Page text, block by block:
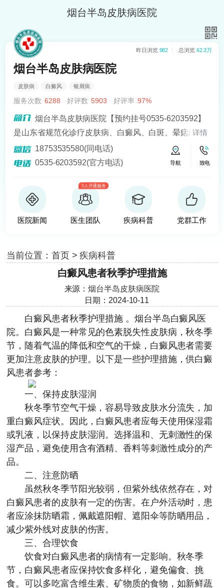
烟台半岛皮肤病医院
昨日浏览 982 总浏览 62.3万
烟台半岛皮肤病医院
皮肤病 白癜风 银屑病
服务次数 6288 好评数 5903 好评率 97%
烟台半岛皮肤病医院【预约挂号0535-6203592】
是山东省规范化诊疗皮肤病、白癜风、白斑、晕痣的医
院。熟悉皮肤病科常见病、多发病、疑难病的诊治，尤
其擅长光化学疗法、窄波紫外线、308准分子激光以及外
移植治疗白癜风，包括自体表皮移植、微小皮片移植、
自体培养黑素细胞移植等。
详情
18753535580(同电话)
0535-6203592(官方电话)
导航 致电
医院新闻
5人开通服务
医生团队 疾病科普 党群工作
当前位置： 首页>疾病科普
白癜风患者秋季护理措施
来源：烟台半岛皮肤病医院
日期：2024-10-11
白癜风患者秋季护理措施 。 烟台半岛白癜风医
院。白癜风是一种常见的色素脱失性皮肤病，秋冬季
节，随着气温的降低和空气的干燥，白癜风患者需要
更加注意皮肤的护理。以下是一些护理措施，供白癜
风患者参考：
一、保持皮肤湿润
秋冬季节空气干燥，容易导致皮肤水分流失，加
重白癜风症状。因此，白癜风患者应每天使用保湿霜
或乳液，以保持皮肤湿润。选择温和、无刺激性的保
湿产品，避免使用含有酒精、香料等刺激性成分的产
品。
二、注意防晒
虽然秋冬季节阳光较弱，但紫外线依然存在，对
白癜风患者的皮肤有一定的伤害。在户外活动时，患
者应涂抹防晒霜，佩戴遮阳帽、遮阳伞等防晒用品，
减少紫外线对皮肤的伤害。
三、合理饮食
饮食对白癜风患者的病情有一定影响。秋冬季
节，白癜风患者应保持饮食多样化，避免偏食、挑
食。可以多吃富含维生素、矿物质的食物，如新鲜蔬